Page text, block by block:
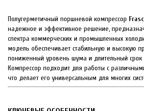
Полугерметичный поршневой компрессор
надежное и эффективное решение,
спектра коммерческих и промышленных
модель обеспечивает стабильную и высокую
пониженный уровень шума и длительный срок
Компрессор подходит для работы с
что делает его универсальным для многих